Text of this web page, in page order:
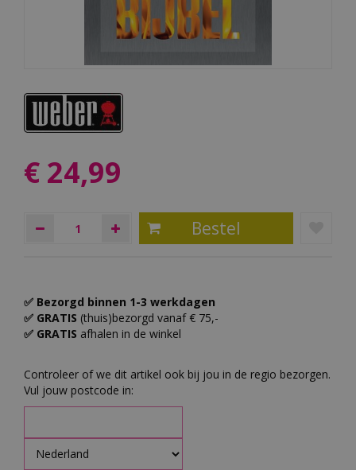
€ 24,99
✅ Bezorgd binnen 1-3 werkdagen
✅ GRATIS (thuis)bezorgd vanaf € 75,-
✅ GRATIS afhalen in de winkel
Controleer of we dit artikel ook bij jou in de regio bezorgen.
Vul jouw postcode in: